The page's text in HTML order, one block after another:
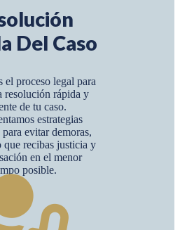
Del Caso
el proceso legal para
resolución rápida y
de tu caso.
estrategias
evitar demoras,
que recibas justicia y
en el menor
posible.